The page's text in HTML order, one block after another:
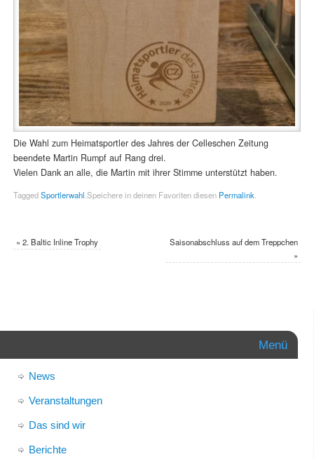
Die Wahl zum Heimatsportler des Jahres der Celleschen Zeitung
beendete Martin Rumpf auf Rang drei.
Vielen Dank an alle, die Martin mit ihrer Stimme unterstützt haben.
TaggedSportlerwahl.Speichere in deinen Favoriten diesen Permalink.
«2. Baltic Inline Trophy
Saisonabschluss auf dem Treppchen
»
Menü
News
Veranstaltungen
Das sind wir
Berichte